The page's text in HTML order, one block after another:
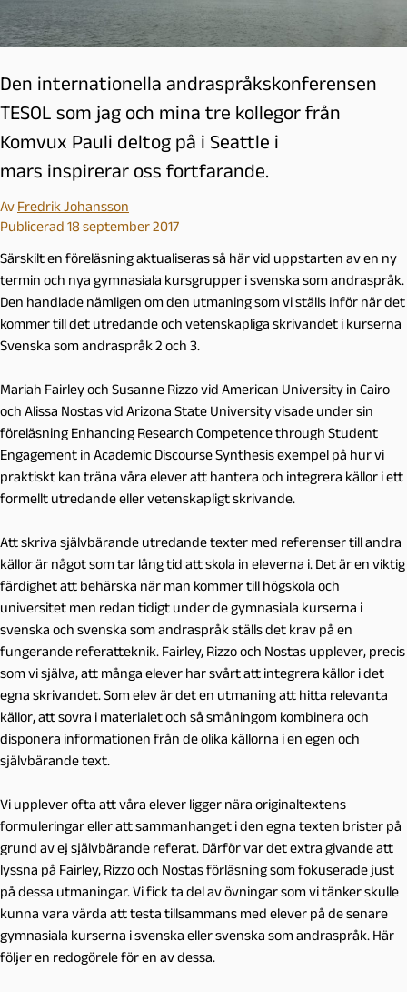
Den internationella andraspråkskonferensen
TESOL som jag och mina tre kollegor från
Komvux Pauli deltog på i Seattle i
mars inspirerar oss fortfarande.
Av Fredrik Johansson
Publicerad 18 september 2017
Särskilt en föreläsning aktualiseras så här vid uppstarten av en ny
termin och nya gymnasiala kursgrupper i svenska som andraspråk.
Den handlade nämligen om den utmaning som vi ställs inför när det
kommer till det utredande och vetenskapliga skrivandet i kurserna
Svenska som andraspråk 2 och 3.
Mariah Fairley och Susanne Rizzo vid American University in Cairo
och Alissa Nostas vid Arizona State University visade under sin
föreläsning Enhancing Research Competence through Student
Engagement in Academic Discourse Synthesisexempel på hur vi
praktiskt kan träna våra elever att hantera och integrera källor i ett
formellt utredande eller vetenskapligt skrivande.
Att skriva självbärande utredande texter med referenser till andra
källor är något som tar lång tid att skola in eleverna i. Det är en viktig
färdighet att behärska när man kommer till högskola och
universitet men redan tidigt under de gymnasiala kurserna i
svenska och svenska som andraspråk ställs det krav på en
fungerande referatteknik. Fairley, Rizzo och Nostas upplever, precis
som vi själva, att många elever har svårt att integrera källor i det
egna skrivandet. Som elev är det en utmaning att hitta relevanta
källor, att sovra i materialet och så småningom kombinera och
disponera informationen från de olika källorna i en egen och
självbärande text.
Vi upplever ofta att våra elever ligger nära originaltextens
formuleringar eller att sammanhanget i den egna texten brister på
grund av ej självbärande referat. Därför var det extra givande att
lyssna på Fairley, Rizzo och Nostas förläsning som fokuserade just
på dessa utmaningar. Vi fick ta del av övningar som vi tänker skulle
kunna vara värda att testa tillsammans med elever på de senare
gymnasiala kurserna i svenska eller svenska som andraspråk. Här
följer en redogörele för en av dessa.